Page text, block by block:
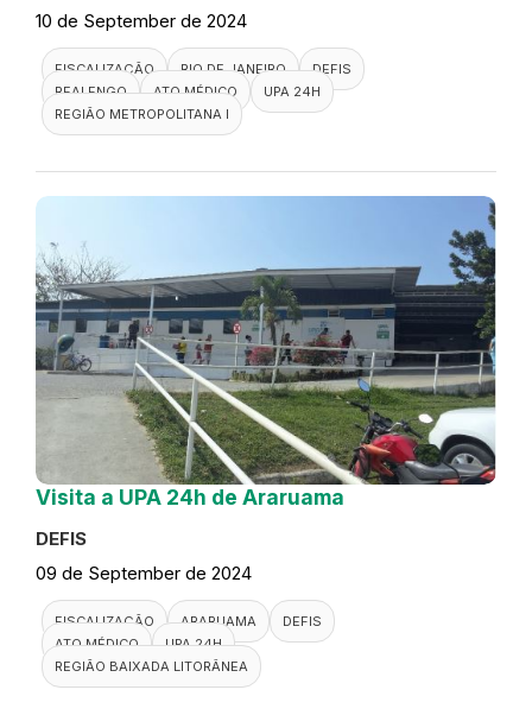
10 de September de 2024
FISCALIZAÇÃO RIO DE JANEIRO
DEFIS
REALENGO
ATO MÉDICO
UPA 24H
REGIÃO METROPOLITANA I
Visita a UPA 24h de Araruama
DEFIS
09 de September de 2024
FISCALIZAÇÃO ARARUAMA
DEFIS
ATO MÉDICO
UPA 24H
REGIÃO BAIXADA LITORÂNEA